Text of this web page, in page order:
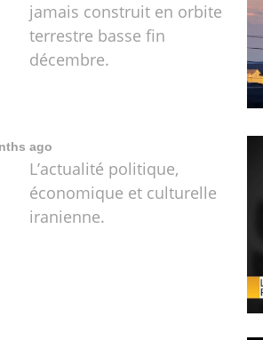
jamais construit en orbite
terrestre basse fin
décembre.
ago
L’actualité politique,
économique et culturelle
iranienne.